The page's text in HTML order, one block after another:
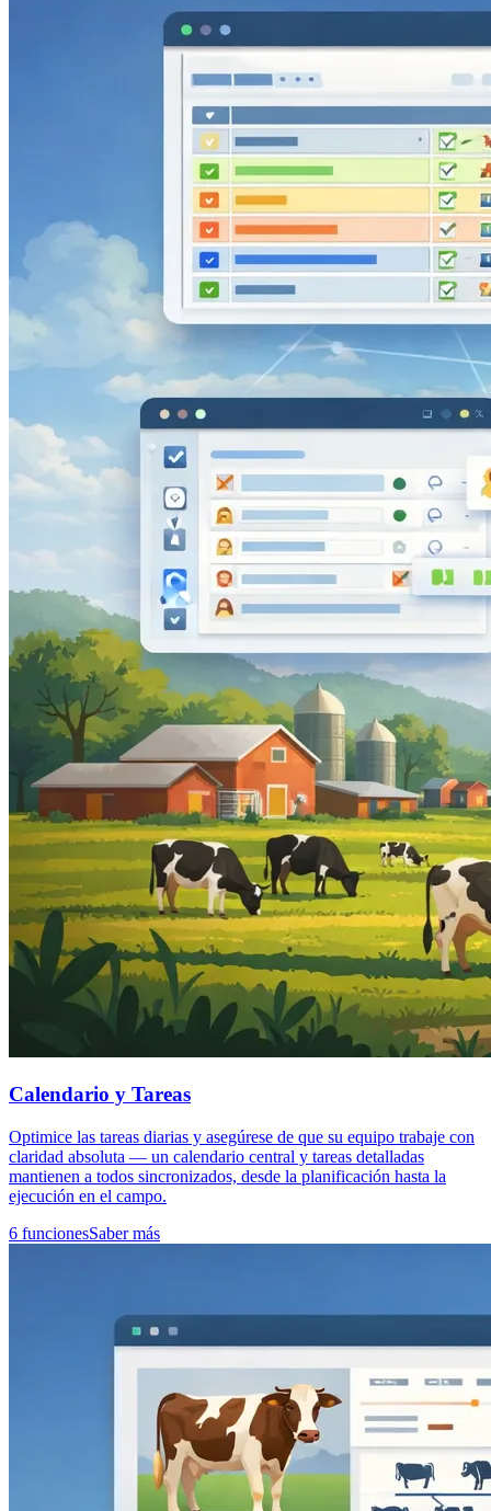
Calendario y Tareas
Optimice las tareas diarias y asegúrese de que su equipo trabaje con
claridad absoluta — un calendario central y tareas detalladas
mantienen a todos sincronizados, desde la planificación hasta la
ejecución en el campo.
6 funcionesSaber más